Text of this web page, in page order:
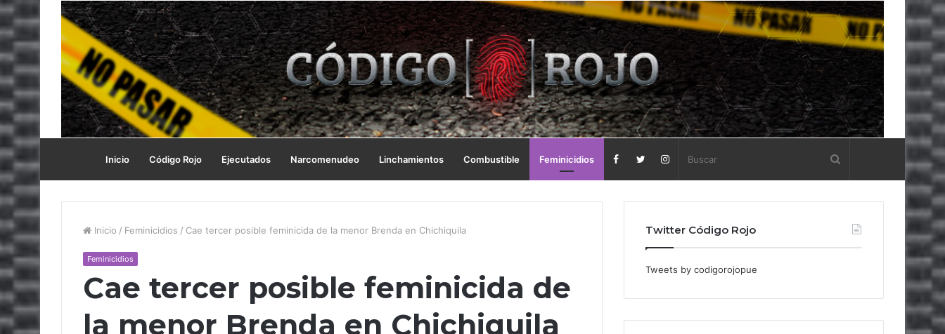
Inicio Código Rojo Ejecutados Narcomenudeo Linchamientos Combustible Feminicidios
Inicio / Feminicidios / Cae tercer posible feminicida de la menor Brenda en Chichiquila
Feminicidios
Cae tercer posible feminicida de
la menor Brenda en Chichiquila
Twitter Código Rojo
Tweets by codigorojopue